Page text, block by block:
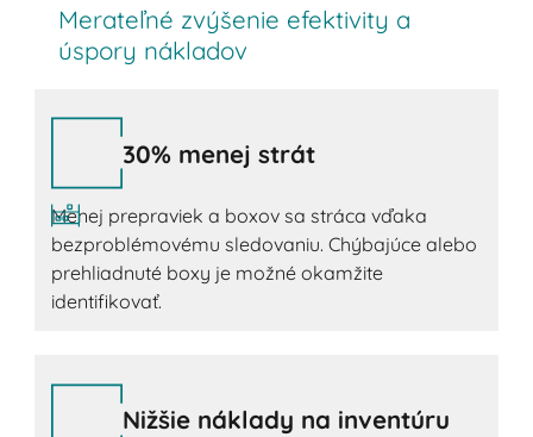
Merateľné zvýšenie efektivity a
úspory nákladov
30% menej strát
Menej prepraviek a boxov sa stráca vďaka
bezproblémovému sledovaniu. Chýbajúce alebo
prehliadnuté boxy je možné okamžite
identifikovať.
Nižšie náklady na inventúru